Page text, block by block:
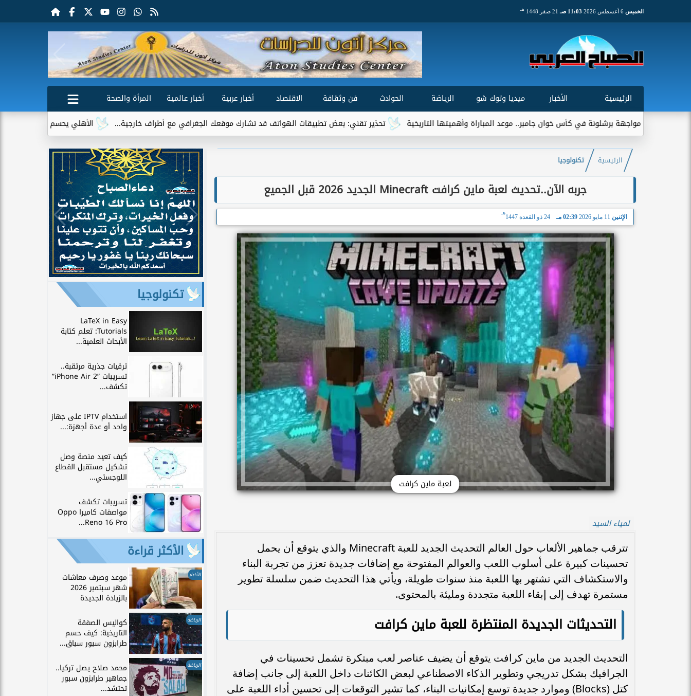
الخميس 11:03 صـ 21 صفر 1448 هـ
الرئيسية الأخبار ميديا وتوك شو الرياضة الحوادث فن وثقافة الاقتصاد أخبار عربية أخبار عالمية
المرأة والصحة
الأهلي يحسم الجدل حول إمام عاشور.. لا
تحذير تقني: بعض تطبيقات الهواتف قد تشارك موقعك الجغرافي مع أطراف خارجية... مواجهة برشلونة في كأس خوان جامبر.. موعد المباراة وأهميتها التاريخية
الرئيسية تكنولوجيا
جربه الآن..تحديث لعبة ماين كرافت Minecraft الجديد 2026 قبل الجميع
الإثنين 02:39 مـ 24 ذو القعدة 1447
هـ
لعبة ماين كرافت
لمياء السيد
تترقب جماهير الألعاب حول العالم التحديث الجديد للعبة Minecraft والذي يتوقع أن يحمل
تحسينات كبيرة على أسلوب اللعب والعوالم المفتوحة مع إضافات جديدة تعزز من تجربة البناء
والاستكشاف التي تشتهر بها اللعبة منذ سنوات طويلة، ويأتي هذا التحديث ضمن سلسلة تطوير
مستمرة تهدف إلى إبقاء اللعبة متجددة ومليئة بالمحتوى.
التحديثات الجديدة المنتظرة للعبة ماين كرافت
التحديث الجديد من ماين كرافت يتوقع أن يضيف عناصر لعب مبتكرة تشمل تحسينات في
الجرافيك بشكل تدريجي وتطوير الذكاء الاصطناعي لبعض الكائنات داخل اللعبة إلى جانب إضافة
كتل (Blocks) وموارد جديدة توسع إمكانيات البناء، كما تشير التوقعات إلى تحسين أداء اللعبة على
تكنولوجيا
LaTeX in Easy
Tutorials: تعلم كتابة
الأبحاث العلمية...
ترقيات جذرية مرتقبة..
تسريبات ”iPhone Air 2”
تكشف...
استخدام IPTV على جهاز
واحد أو عدة أجهزة:...
كيف تعيد منصة وصل
تشكيل مستقبل القطاع
اللوجستي...
تسريبات تكشف
مواصفات كاميرا Oppo
Reno 16 Pro...
الأكثر قراءة
الأخبار موعد وصرف معاشات
شهر سبتمبر 2026
بالزيادة الجديدة
الرياضة كواليس الصفقة
التاريخية: كيف حسم
طرابزون سبور سباق...
الرياضة محمد صلاح يصل تركيا..
جماهير طرابزون سبور
تحتشد...